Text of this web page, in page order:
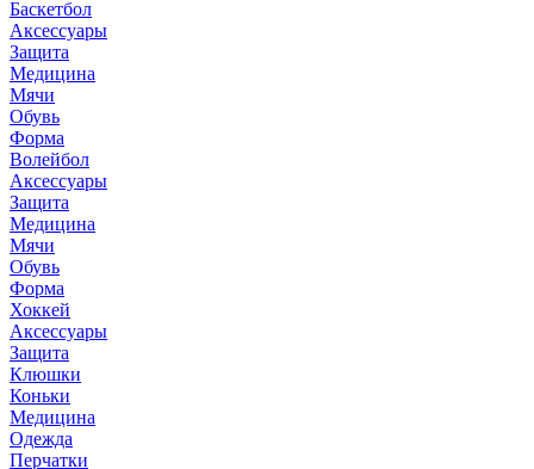
Баскетбол
Аксессуары
Защита
Медицина
Мячи
Обувь
Форма
Волейбол
Аксессуары
Защита
Медицина
Мячи
Обувь
Форма
Хоккей
Аксессуары
Защита
Клюшки
Коньки
Медицина
Одежда
Перчатки